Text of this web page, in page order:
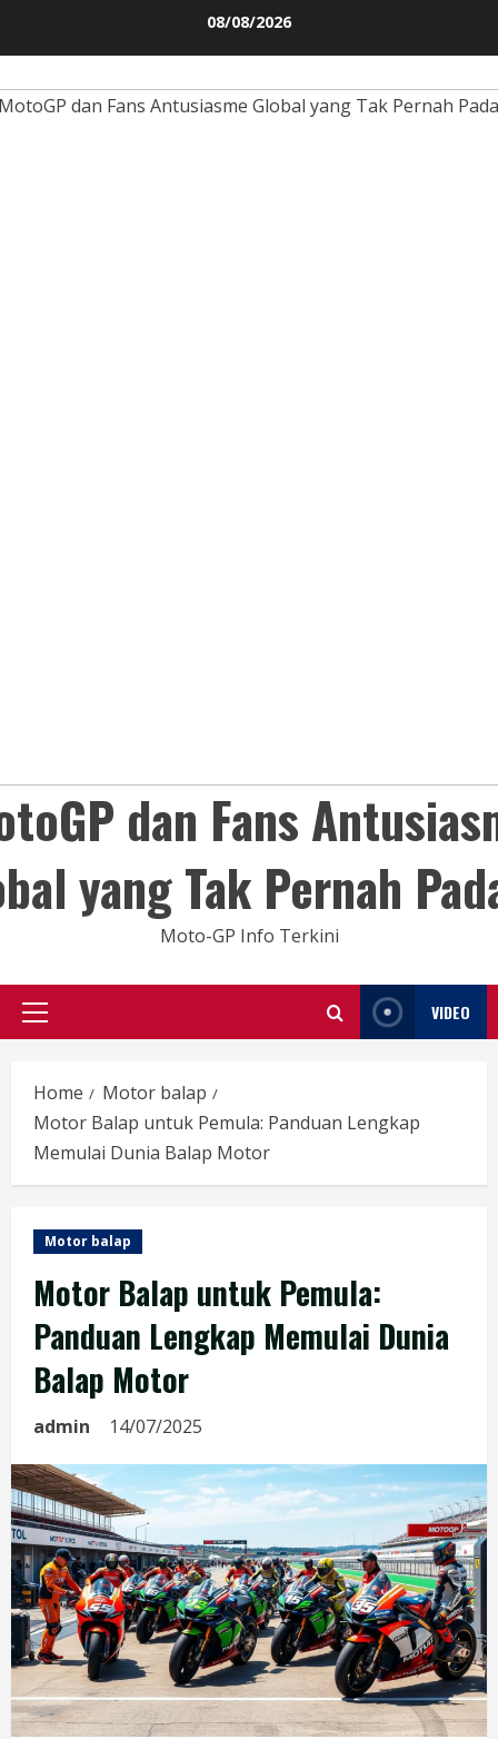
08/08/2026
dan Fans
yang Tak Pernah
Moto-GP Info Terkini
Primary
VIDEO
Home
Motor balap
Motor Balap untuk Pemula: Panduan Lengkap
Memulai Dunia Balap Motor
Motor balap
Motor Balap untuk Pemula:
Panduan Lengkap Memulai Dunia
Balap Motor
admin 14/07/2025